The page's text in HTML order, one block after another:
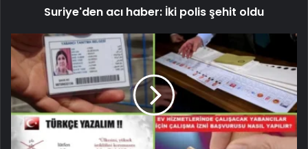
Suriye'den acı haber: İki polis şehit oldu